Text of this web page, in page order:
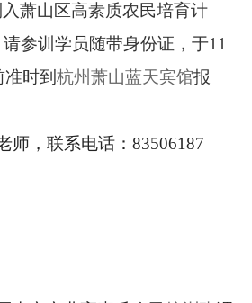
萧山区高素质农民培育计
参训学员随带身份证，于11
准时到 杭州萧山蓝天宾馆报
师，联系电话： 83506187